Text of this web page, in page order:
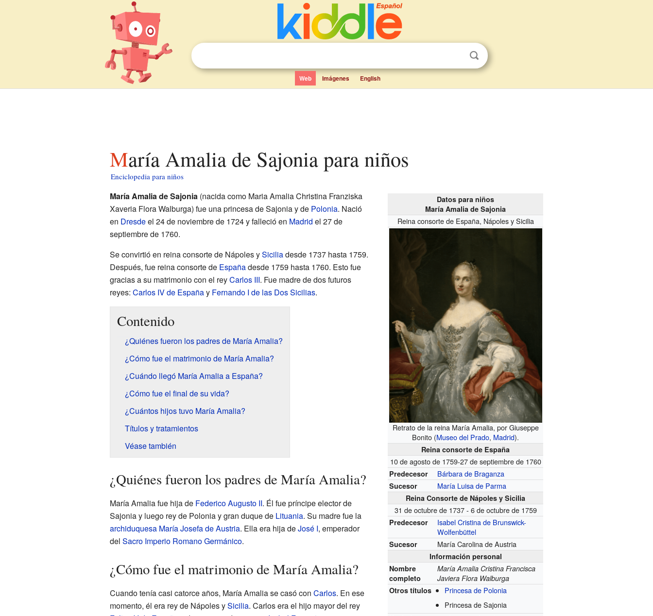
Web Imágenes English
María Amalia de Sajonia para niños
Enciclopedia para niños
Datos para niños
María Amalia de Sajonia
Reina consorte de España, Nápoles y Sicilia
Retrato de la reina María Amalia, por Giuseppe
Bonito (Museo del Prado, Madrid).
Reina consorte de España
10 de agosto de 1759-27 de septiembre de 1760
Predecesor Bárbara de Braganza
Sucesor María Luisa de Parma
Reina Consorte de Nápoles y Sicilia
31 de octubre de 1737 - 6 de octubre de 1759
Predecesor
Isabel Cristina de Brunswick-
Wolfenbüttel
Sucesor María Carolina de Austria
Información personal
Nombre
completo
María Amalia Cristina Francisca
Javiera Flora Walburga
Otros títulos
Princesa de Polonia
Princesa de Sajonia
María Amalia de Sajonia(nacida como Maria Amalia Christina Franziska
Xaveria Flora Walburga) fue una princesa de Sajonia y de Polonia. Nació
en Dresdeel 24 de noviembre de 1724 y falleció en Madrid el 27 de
septiembre de 1760.
Se convirtió en reina consorte de Nápoles ySiciliadesde 1737 hasta 1759.
Después, fue reina consorte de Españadesde 1759 hasta 1760. Esto fue
gracias a su matrimonio con el reyCarlos III. Fue madre de dos futuros
reyes: Carlos IV de Españay Fernando I de las Dos Sicilias.
Contenido
¿Quiénes fueron los padres de María Amalia?
¿Cómo fue el matrimonio de María Amalia?
¿Cuándo llegó María Amalia a España?
¿Cómo fue el final de su vida?
¿Cuántos hijos tuvo María Amalia?
Títulos y tratamientos
Véase también
¿Quiénes fueron los padres de María Amalia?
María Amalia fue hija de Federico Augusto II. Él fue príncipe elector de
Sajonia y luego rey de Polonia y gran duque de Lituania. Su madre fue la
archiduquesa María Josefa de Austria. Ella era hija deJosé I, emperador
del Sacro Imperio Romano Germánico.
¿Cómo fue el matrimonio de María Amalia?
Cuando tenía casi catorce años, María Amalia se casó con Carlos. En ese
momento, él era rey de Nápoles ySicilia. Carlos era el hijo mayor del rey